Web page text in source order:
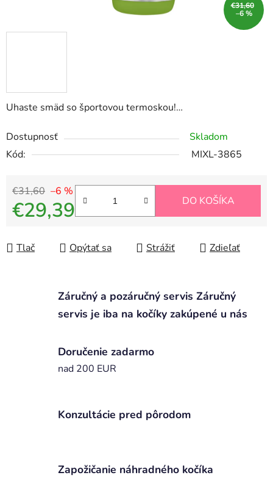
Uhaste smäd so športovou termoskou!…
Dostupnosť
Skladom
Kód:
MIXL-3865
€31,60 –6 %
€29,39 DO KOŠÍKA
Tlač Opýtať sa Strážiť Zdieľať
€31,60
–6 %
Záručný a pozáručný servis Záručný
servis je iba na kočíky zakúpené u nás
Doručenie zadarmo
nad 200 EUR
Konzultácie pred pôrodom
Zapožičanie náhradného kočíka